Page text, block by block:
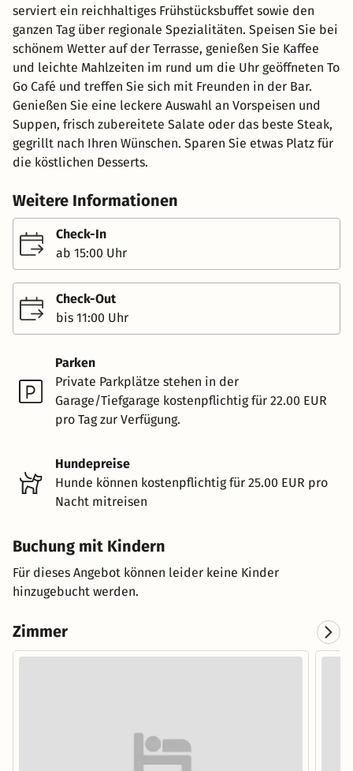
serviert ein reichhaltiges Frühstücksbuffet sowie den
ganzen Tag über regionale Spezialitäten. Speisen Sie bei
schönem Wetter auf der Terrasse, genießen Sie Kaffee
und leichte Mahlzeiten im rund um die Uhr geöffneten To
Go Café und treffen Sie sich mit Freunden in der Bar.
Genießen Sie eine leckere Auswahl an Vorspeisen und
Suppen, frisch zubereitete Salate oder das beste Steak,
gegrillt nach Ihren Wünschen. Sparen Sie etwas Platz für
die köstlichen Desserts.
Weitere Informationen
Check-In
ab 15:00 Uhr
Check-Out
bis 11:00 Uhr
Parken
Private Parkplätze stehen in der
Garage/Tiefgarage kostenpflichtig für 22.00 EUR
pro Tag zur Verfügung.
Hundepreise
Hunde können kostenpflichtig für 25.00 EUR pro
Nacht mitreisen
Buchung mit Kindern
Für dieses Angebot können leider keine Kinder
hinzugebucht werden.
Zimmer